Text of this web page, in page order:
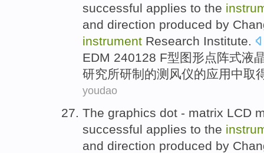
successful applies to the
and direction produced by
instrument Research Institute.
EDM 240128 F型 图形点阵式液
研究所研制 的测 风仪的应用中取
youdao
The graphics dot - matrix LCD
successful applies to the
and direction produced by